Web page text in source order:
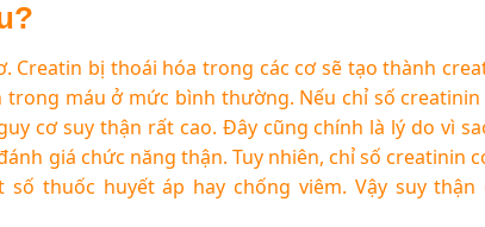
bị thoái hóa trong các cơ sẽ tạo thành
máu ở mức bình thường. Nếu chỉ số creatinin
cơ suy thận rất cao. Đây cũng chính là lý do vì
giá chức năng thận. Tuy nhiên, chỉ số creatinin
thuốc huyết áp hay chống viêm. Vậy suy thận